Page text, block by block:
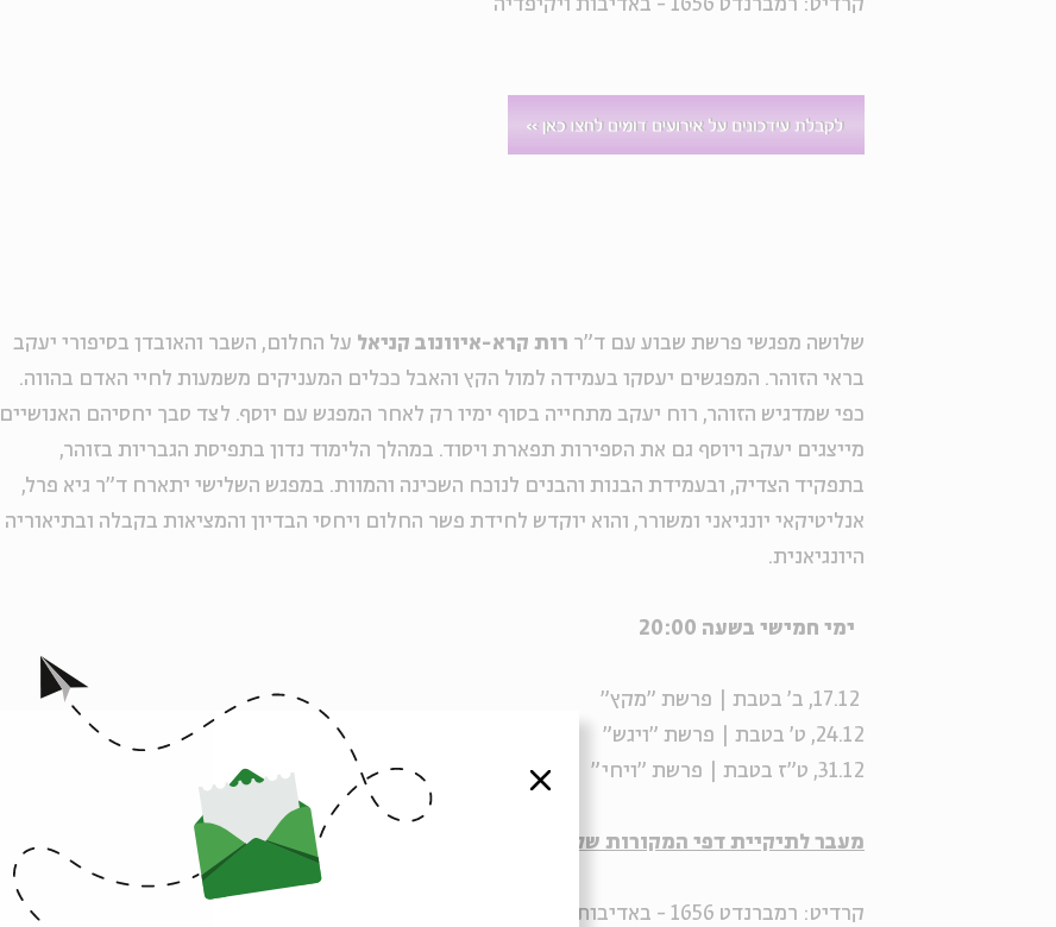
קרדיט: רמברנדט 1656 - באדיבות ויקיפדיה
שלושה מפגשי פרשת שבוע עם ד"ר רות קרא-איוונוב קניאל על החלום, השבר והאובדן בסיפורי יעקב
בראי הזוהר. המפגשים יעסקו בעמידה למול הקץ והאבל ככלים המעניקים משמעות לחיי האדם בהווה.
כפי שמדגיש הזוהר, רוח יעקב מתחייה בסוף ימיו רק לאחר המפגש עם יוסף. לצד סבך יחסיהם האנושיים
מייצגים יעקב ויוסף גם את הספירות תפארת ויסוד. במהלך הלימוד נדון בתפיסת הגבריות בזוהר,
בתפקיד הצדיק, ובעמידת הבנות והבנים לנוכח השכינה והמוות. במפגש השלישי יתארח ד"ר גיא פרל,
אנליטיקאי יונגיאני ומשורר, והוא יוקדש לחידת פשר החלום ויחסי הבדיון והמציאות בקבלה ובתיאוריה
היונגיאנית.
ימי חמישי בשעה 20:00
24.12, ט' בטבת | פרשת "ויגש"
31.12, ט"ז בטבת | פרשת "ויחי"
מעבר לתיקיית דפי המקורות של הסדרה >>
קרדיט: רמברנדט 1656 - באדיבות ויקיפדיה
סגור